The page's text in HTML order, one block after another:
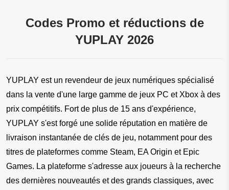
Codes Promo et réductions de
YUPLAY 2026
YUPLAY est un revendeur de jeux numériques spécialisé
dans la vente d'une large gamme de jeux PC et Xbox à des
prix compétitifs. Fort de plus de 15 ans d'expérience,
YUPLAY s'est forgé une solide réputation en matière de
livraison instantanée de clés de jeu, notamment pour des
titres de plateformes comme Steam, EA Origin et Epic
Games. La plateforme s'adresse aux joueurs à la recherche
des dernières nouveautés et des grands classiques, avec